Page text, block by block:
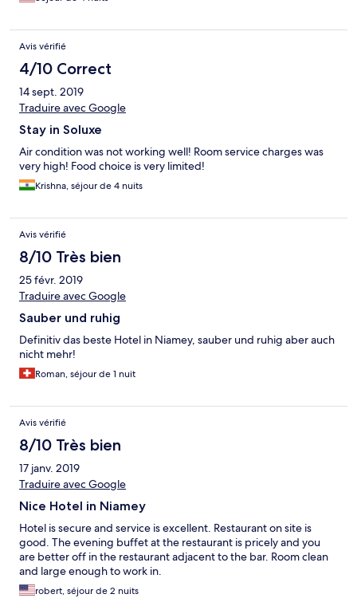
Avis vérifié
4/10 Correct
14 sept. 2019
Traduire avec Google
Stay in Soluxe
Air condition was not working well! Room service charges was
very high! Food choice is very limited!
Krishna, séjour de 4 nuits
Avis vérifié
8/10 Très bien
25 févr. 2019
Traduire avec Google
Sauber und ruhig
Definitiv das beste Hotel in Niamey, sauber und ruhig aber auch
nicht mehr!
Roman, séjour de 1 nuit
Avis vérifié
8/10 Très bien
17 janv. 2019
Traduire avec Google
Nice Hotel in Niamey
Hotel is secure and service is excellent. Restaurant on site is
good. The evening buffet at the restaurant is pricely and you
are better off in the restaurant adjacent to the bar. Room clean
and large enough to work in.
robert, séjour de 2 nuits